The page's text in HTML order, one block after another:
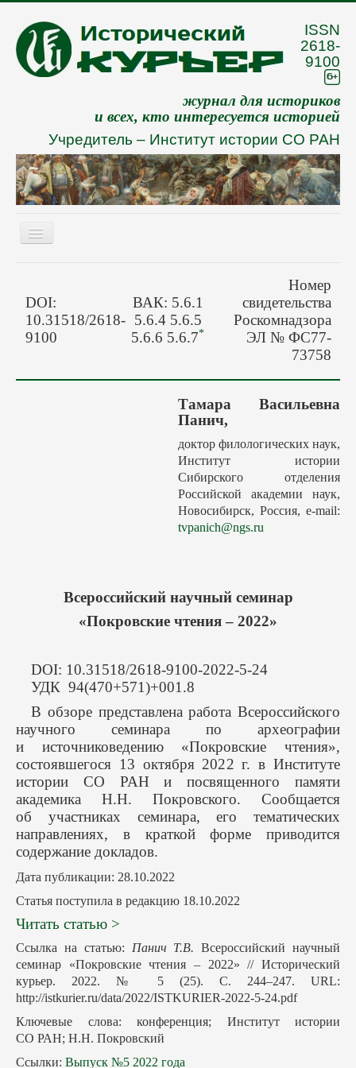
ISSN
2618-
9100
журнал для историков
и всех, кто интересуется историей
Учредитель – Институт истории СО РАН
Включить/
О журнале
Архив
Грядущие выпуски
DOI:
10.31518/2618-
9100
ВАК: 5.6.1
5.6.4 5.6.5
5.6.6 5.6.7*
Номер
свидетельства
Роскомнадзора
ЭЛ № ФС77-
73758
Тамара Васильевна
Панич,
доктор филологических наук,
Институт истории
Сибирского отделения
Российской академии наук,
Новосибирск, Россия, e-mail:
tvpanich@ngs.ru
Всероссийский научный семинар
«Покровские чтения – 2022»
DOI: 10.31518/2618-9100-2022-5-24
УДК 94(470+571)+001.8
В обзоре представлена работа Всероссийского
научного семинара по археографии
и источниковедению «Покровские чтения»,
состоявшегося 13 октября 2022 г. в Институте
истории СО РАН и посвященного памяти
академика Н.Н. Покровского. Сообщается
об участниках семинара, его тематических
направлениях, в краткой форме приводится
содержание докладов.
Дата публикации: 28.10.2022
Статья поступила в редакцию 18.10.2022
Читать статью >
Ссылка на статью: Панич Т.В. Всероссийский научный
семинар «Покровские чтения – 2022» // Исторический
курьер. 2022. № 5 (25). С. 244–247. URL:
http://istkurier.ru/data/2022/ISTKURIER-2022-5-24.pdf
Ключевые слова: конференция; Институт истории
СО РАН; Н.Н. Покровский
Ссылки: Выпуск №5 2022 года